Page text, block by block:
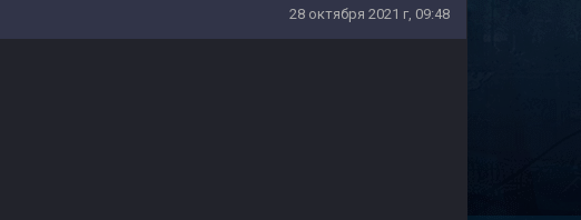
28 октября 2021 г, 09:48